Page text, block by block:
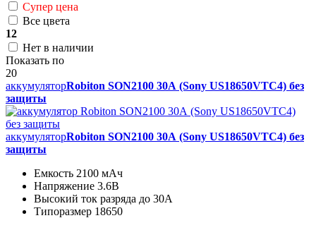
Супер цена
Все цвета
12
Нет в наличии
Показать по
20
аккумуляторRobiton SON2100 30А (Sony US18650VTC4) без
защиты
аккумуляторRobiton SON2100 30А (Sony US18650VTC4) без
защиты
Емкость 2100 мАч
Напряжение 3.6В
Высокий ток разряда до 30А
Типоразмер 18650